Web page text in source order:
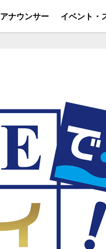
アナウンサー イベント・